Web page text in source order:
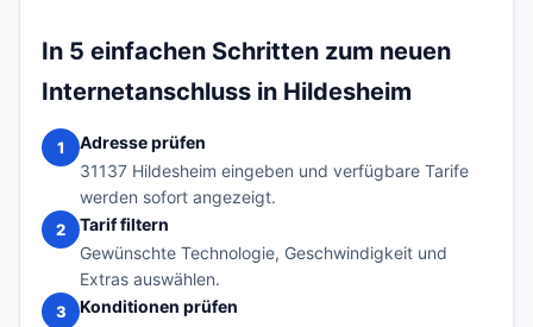
In 5 einfachen Schritten zum neuen
Internetanschluss in Hildesheim
1
Adresse prüfen
31137 Hildesheim eingeben und verfügbare Tarife
werden sofort angezeigt.
2
Tarif filtern
Gewünschte Technologie, Geschwindigkeit und
Extras auswählen.
3
Konditionen prüfen